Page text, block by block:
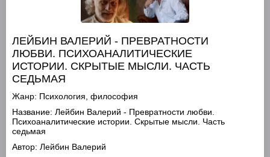
ЛЕЙБИН ВАЛЕРИЙ - ПРЕВРАТНОСТИ
ЛЮБВИ. ПСИХОАНАЛИТИЧЕСКИЕ
ИСТОРИИ. СКРЫТЫЕ МЫСЛИ. ЧАСТЬ
СЕДЬМАЯ
Жанр: Психология, философия
Название: Лейбин Валерий - Превратности любви.
Психоаналитические истории. Скрытые мысли. Часть
седьмая
Автор: Лейбин Валерий